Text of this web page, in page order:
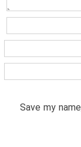
Save my